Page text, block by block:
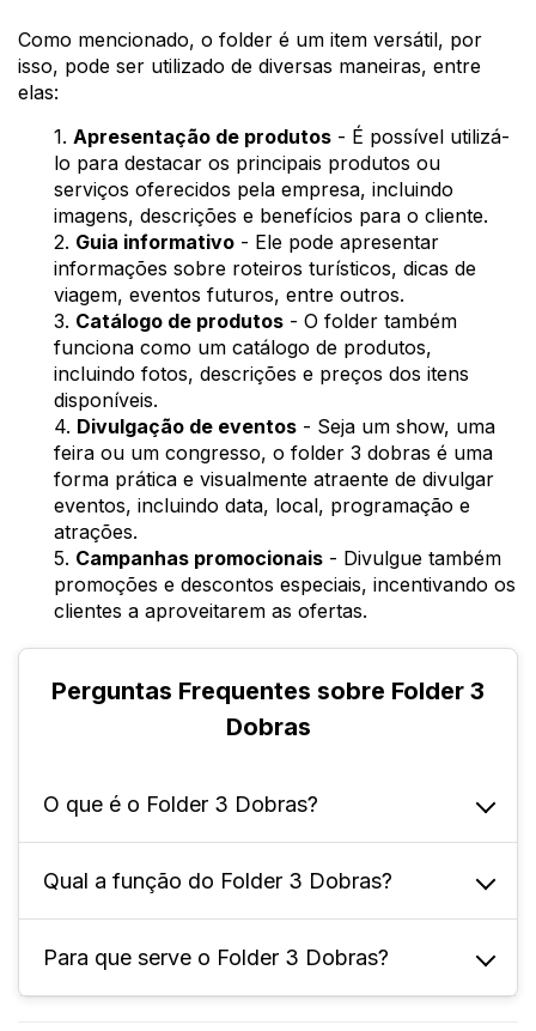
Como mencionado, o folder é um item versátil, por
isso, pode ser utilizado de diversas maneiras, entre
elas:
1. Apresentação de produtos - É possível utilizá-
lo para destacar os principais produtos ou
serviços oferecidos pela empresa, incluindo
imagens, descrições e benefícios para o cliente.
2. Guia informativo - Ele pode apresentar
informações sobre roteiros turísticos, dicas de
viagem, eventos futuros, entre outros.
3. Catálogo de produtos - O folder também
funciona como um catálogo de produtos,
incluindo fotos, descrições e preços dos itens
disponíveis.
4. Divulgação de eventos - Seja um show, uma
feira ou um congresso, o folder 3 dobras é uma
forma prática e visualmente atraente de divulgar
eventos, incluindo data, local, programação e
atrações.
5. Campanhas promocionais - Divulgue também
promoções e descontos especiais, incentivando os
clientes a aproveitarem as ofertas.
Perguntas Frequentes sobre Folder 3
Dobras
O que é o Folder 3 Dobras?
É um material gráfico utilizado para divulgar
informações de forma compacta e atrativa.
Ele consiste em um papel dobrado em três
Qual a função do Folder 3 Dobras?
O objetivo principal é transmitir informações
de forma clara e concisa. Ele é amplamente
Para que serve o Folder 3 Dobras?